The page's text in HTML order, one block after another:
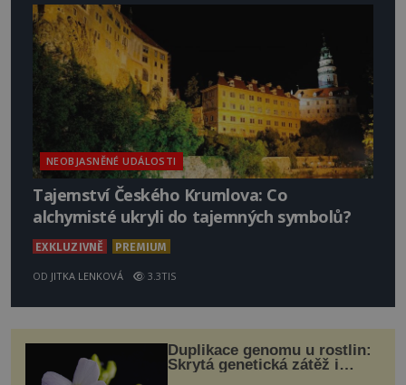
NEOBJASNĚNÉ UDÁLOSTI
Tajemství Českého Krumlova: Co
alchymisté ukryli do tajemných symbolů?
EXKLUZIVNĚ PREMIUM
OD JITKA LENKOVÁ 3.3TIS
Duplikace genomu u rostlin:
Skrytá genetická zátěž i